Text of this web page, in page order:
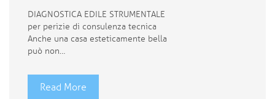
DIAGNOSTICA EDILE STRUMENTALE
per perizie di consulenza tecnica
Anche una casa esteticamente bella
può non…
Read More